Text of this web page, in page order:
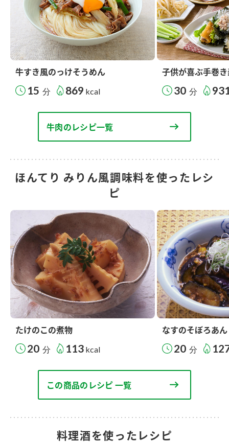
牛すき風のっけそうめん
15 分 869 kcal
子供が喜ぶ手巻
30 分
牛肉のレシピ一覧
ほんてり みりん風調味料を使ったレシ
ピ
たけのこの煮物
20 分 113 kcal
なすのそぼろあん
20 分
この商品のレシピ 一覧
料理酒を使ったレシピ